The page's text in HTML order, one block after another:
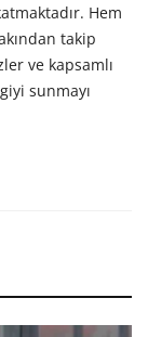
Hem
takip
ve kapsamlı
sunmayı